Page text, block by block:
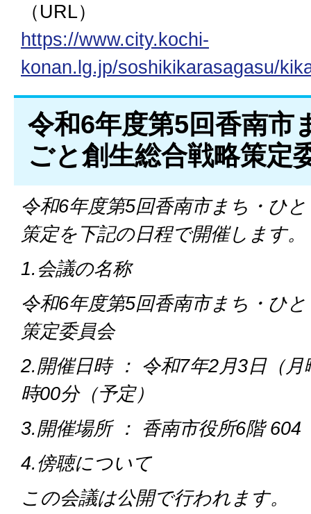
（URL）
https://www.city.kochi-
konan.lg.jp/soshikikarasagasu/
令和6年度第5回香南市
ごと創生総合戦略策定
令和6年度第5回香南市まち・ひ
策定を下記の日程で開催します。
1.会議の名称
令和6年度第5回香南市まち・ひ
策定委員会
2.開催日時 ： 令和7年2月3日（
時00分（予定）
3.開催場所 ： 香南市役所6階 604
4.傍聴について
この会議は公開で行われます。